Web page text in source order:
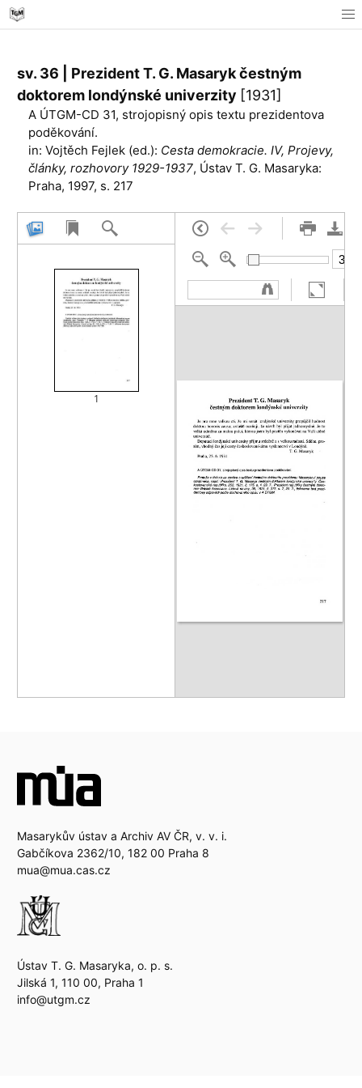
sv. 36 | Prezident T. G. Masaryk čestným
doktorem londýnské univerzity [1931]
A ÚTGM-CD 31, strojopisný opis textu prezidentova
poděkování.
in: Vojtěch Fejlek (ed.): Cesta demokracie. IV, Projevy,
články, rozhovory 1929-1937, Ústav T. G. Masaryka:
Praha, 1997, s. 217
Masarykův ústav a Archiv AV ČR, v. v. i.
Gabčíkova 2362/10, 182 00 Praha 8
mua@mua.cas.cz
Ústav T. G. Masaryka, o. p. s.
Jilská 1, 110 00, Praha 1
info@utgm.cz